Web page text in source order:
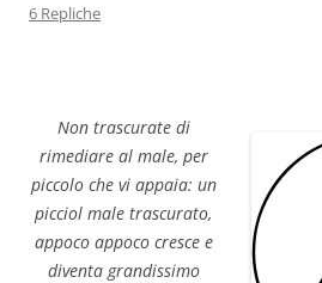
6 Repliche
Non trascurate di
rimediare al male, per
piccolo che vi appaia: un
picciol male trascurato,
appoco appoco cresce e
diventa grandissimo